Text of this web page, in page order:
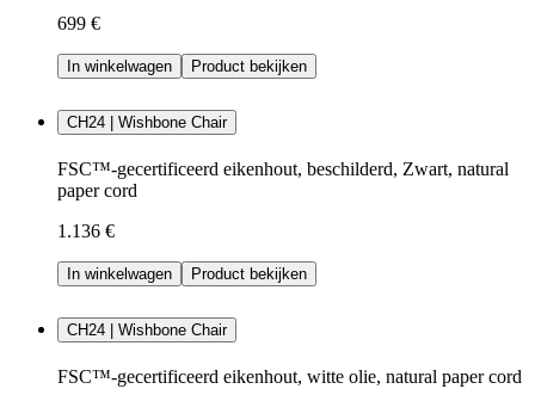
699 €
In winkelwagen Product bekijken
CH24 | Wishbone Chair
FSC™-gecertificeerd eikenhout, beschilderd, Zwart, natural
paper cord
1.136 €
In winkelwagen Product bekijken
CH24 | Wishbone Chair
FSC™-gecertificeerd eikenhout, witte olie, natural paper cord